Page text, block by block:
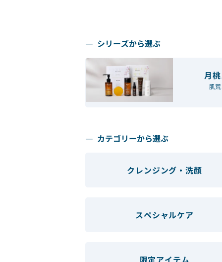
シリーズから選ぶ
月
肌
カテゴリーから選ぶ
クレンジング・洗顔
スペシャルケア
限定アイテム